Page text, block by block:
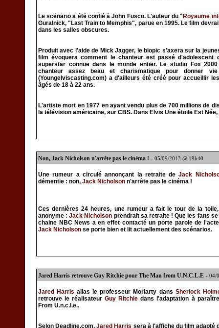
Le scénario a été confié à John Fusco. L'auteur du " Royaume
Guralnick, "Last Train to Memphis", parue en 1995. Le film
dans les salles obscures.
Produit avec l'aide de Mick Jagger, le biopic s'axera sur la
film évoquera comment le chanteur est passé d'adolescent
superstar connue dans le monde entier. Le studio Fox
chanteur assez beau et charismatique pour donner
(Youngelviscasting.com) a d'ailleurs été créé pour accueillir
âgés de 18 à 22 ans.
L'artiste mort en 1977 en ayant vendu plus de 700 millions de
la télévision américaine, sur CBS. Dans Elvis Une étoile Est
Non, Jack Nicholson n'arrête pas le cinéma ! - 05/09/2013 @ 19h40
Une rumeur a circulé annonçant la retraite deJack
démentie : non, Jack Nicholson n'arrête pas le cinéma !
Ces dernières 24 heures, une rumeur a fait le tour de la
anonyme :Jack Nicholson prendrait sa retraite ! Que les fans
chaine NBC News a en effet contacté un porte parole de
Jack Nicholson se porte bien et lit actuellement des scénarios.
Jared Harris retrouve Guy Ritchie pour The Man from U.N.C.L.E - 04/
Jared Harris alias le professeur Moriarty dans Sherlock
retrouve le réalisateurGuy Ritchie dans l'adaptation à
From U.n.c.l.e..
Selon Deadline.com,Jared Harris sera à l'affiche du film adapté